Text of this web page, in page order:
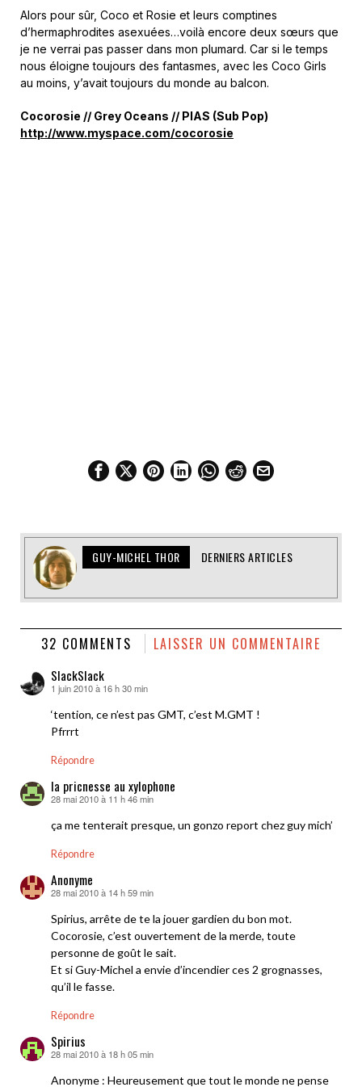
Alors pour sûr, Coco et Rosie et leurs comptines
d’hermaphrodites asexuées…voilà encore deux sœurs que
je ne verrai pas passer dans mon plumard. Car si le temps
nous éloigne toujours des fantasmes, avec les Coco Girls
au moins, y’avait toujours du monde au balcon.
Cocorosie // Grey Oceans // PIAS (Sub Pop)
http://www.myspace.com/cocorosie
GUY-MICHEL THOR DERNIERS ARTICLES
32 COMMENTS LAISSER UN COMMENTAIRE
SlackSlack
dit :
1 juin 2010 à 16 h 30 min
‘tention, ce n’est pas GMT, c’est M.GMT !
Pfrrrt
Répondre
la pricnesse au xylophone
dit :
28 mai 2010 à 11 h 46 min
ça me tenterait presque, un gonzo report chez guy mich’
Répondre
Anonyme
dit :
28 mai 2010 à 14 h 59 min
Spirius, arrête de te la jouer gardien du bon mot.
Cocorosie, c’est ouvertement de la merde, toute
personne de goût le sait.
Et si Guy-Michel a envie d’incendier ces 2 grognasses,
qu’il le fasse.
Répondre
Spirius
dit :
28 mai 2010 à 18 h 05 min
Anonyme : Heureusement que tout le monde ne pense